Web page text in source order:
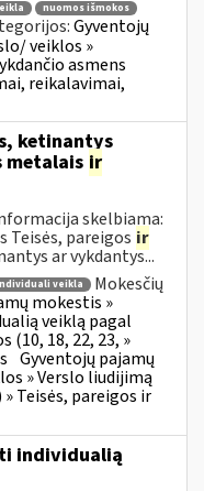
nuomos išmokos
Gyventojų
veiklos »
asmens
reikalavimai,
ketinantys
ir
skelbiama:
Teisės, pareigos ir
ar vykdantys...
veikla
Mokesčių
mokestis »
veiklą pagal
(10, 18, 22, 23, »
Gyventojų pajamų
» Verslo liudijimą
Teisės, pareigos ir
individualią